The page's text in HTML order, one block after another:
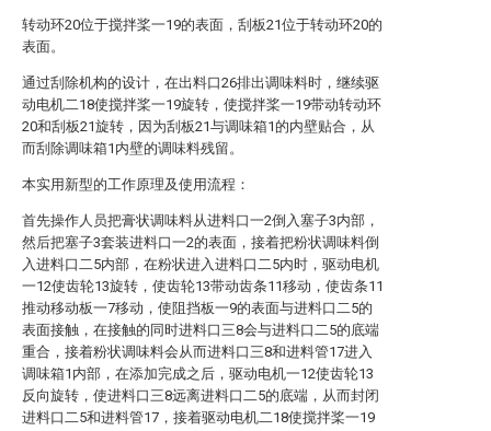
转动环20位于搅拌桨一19的表面，刮板21位于转动环20的
表面。
通过刮除机构的设计，在出料口26排出调味料时，继续驱
动电机二18使搅拌桨一19旋转，使搅拌桨一19带动转动环
20和刮板21旋转，因为刮板21与调味箱1的内壁贴合，从
而刮除调味箱1内壁的调味料残留。
本实用新型的工作原理及使用流程：
首先操作人员把膏状调味料从进料口一2倒入塞子3内部，
然后把塞子3套装进料口一2的表面，接着把粉状调味料倒
入进料口二5内部，在粉状进入进料口二5内时，驱动电机
一12使齿轮13旋转，使齿轮13带动齿条11移动，使齿条11
推动移动板一7移动，使阻挡板一9的表面与进料口二5的
表面接触，在接触的同时进料口三8会与进料口二5的底端
重合，接着粉状调味料会从而进料口三8和进料管17进入
调味箱1内部，在添加完成之后，驱动电机一12使齿轮13
反向旋转，使进料口三8远离进料口二5的底端，从而封闭
进料口二5和进料管17，接着驱动电机二18使搅拌桨一19